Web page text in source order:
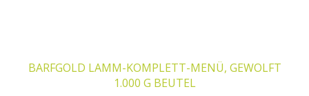
BARFGOLD LAMM-KOMPLETT-MENÜ, GEWOLFT
1.000 G BEUTEL